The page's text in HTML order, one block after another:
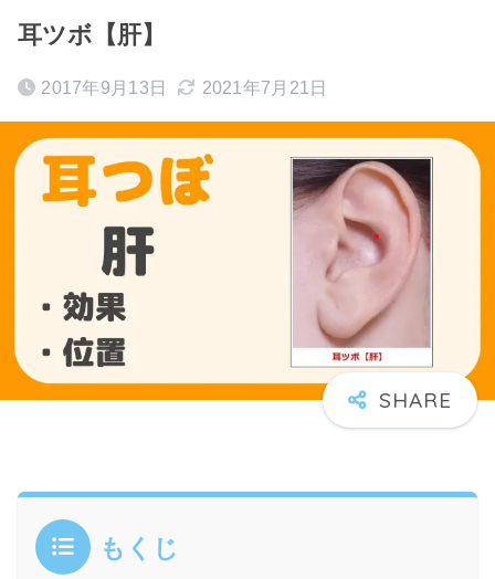
耳ツボ【肝】
2017年9月13日 2021年7月21日
もくじ